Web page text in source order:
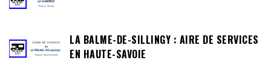
LA BALME-DE-SILLINGY : AIRE DE SERVICES
EN HAUTE-SAVOIE